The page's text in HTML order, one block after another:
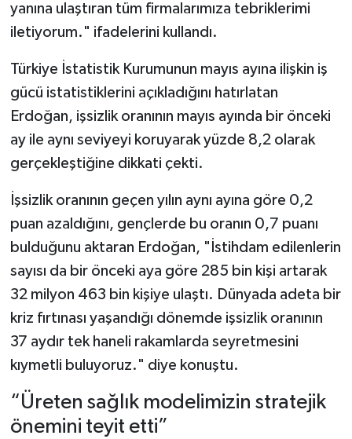
yanına ulaştıran tüm firmalarımıza tebriklerimi
iletiyorum." ifadelerini kullandı.
Türkiye İstatistik Kurumunun mayıs ayına ilişkin iş
gücü istatistiklerini açıkladığını hatırlatan
Erdoğan, işsizlik oranının mayıs ayında bir önceki
ay ile aynı seviyeyi koruyarak yüzde 8,2 olarak
gerçekleştiğine dikkati çekti.
İşsizlik oranının geçen yılın aynı ayına göre 0,2
puan azaldığını, gençlerde bu oranın 0,7 puanı
bulduğunu aktaran Erdoğan, "İstihdam edilenlerin
sayısı da bir önceki aya göre 285 bin kişi artarak
32 milyon 463 bin kişiye ulaştı. Dünyada adeta bir
kriz fırtınası yaşandığı dönemde işsizlik oranının
37 aydır tek haneli rakamlarda seyretmesini
kıymetli buluyoruz." diye konuştu.
“Üreten sağlık modelimizin stratejik
önemini teyit etti”